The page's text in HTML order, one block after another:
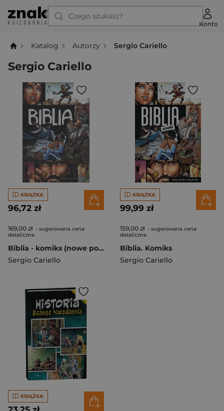
Czego szukasz?
Konto
Katalog Autorzy Sergio Cariello
Sergio Cariello
KSIĄŻKA
96,72 zł
169,00 zł - sugerowana cena
detaliczna
Biblia - komiks (nowe poszerzone wydanie)
Sergio Cariello
KSIĄŻKA
99,99 zł
159,00 zł - sugerowana cena
detaliczna
Biblia. Komiks
Sergio Cariello
KSIĄŻKA